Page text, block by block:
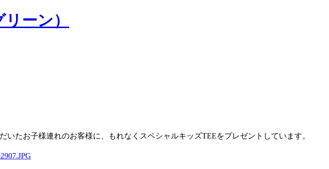
ーン）
いたお子様連れのお客様に、もれなくスペシャルキッズTEEをプレゼントしています。